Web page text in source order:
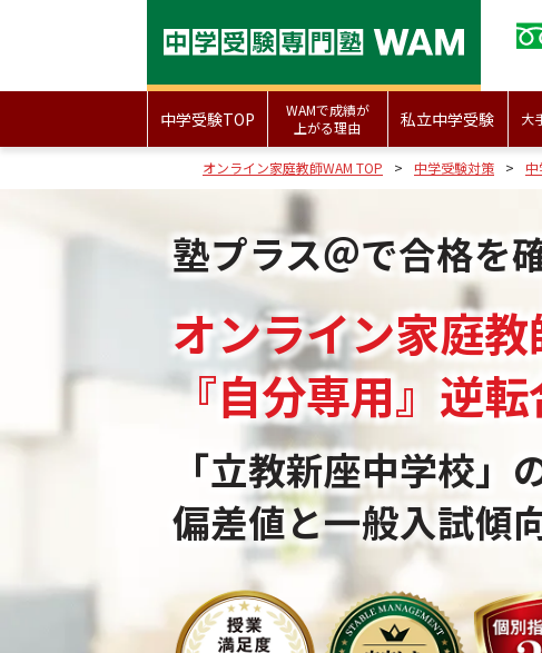
中学受験TOP
WAMで成績が
上がる理由
私立中学受験 大
オンライン家庭教師WAM TOP 中学受験対策
塾プラス＠で合格を
オンライン家庭
『自分専用』 逆
「立教新座中学校」
偏差値と一般入試傾